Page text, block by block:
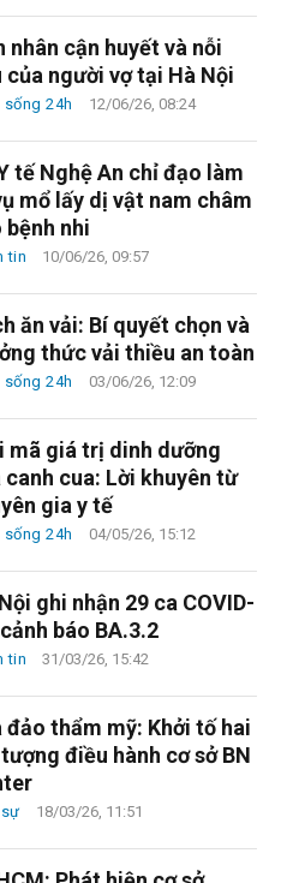
nhân cận huyết và nỗi
của người vợ tại Hà Nội
sống 24h 12/06/26, 08:24
tế Nghệ An chỉ đạo làm
mổ lấy dị vật nam châm
bệnh nhi
tin 10/06/26, 09:57
ăn vải: Bí quyết chọn và
thức vải thiều an toàn
sống 24h 03/06/26, 12:09
mã giá trị dinh dưỡng
canh cua: Lời khuyên từ
gia y tế
sống 24h 04/05/26, 15:12
ghi nhận 29 ca COVID-
báo BA.3.2
tin 31/03/26, 15:42
đảo thẩm mỹ: Khởi tố hai
điều hành cơ sở BN
18/03/26, 11:51